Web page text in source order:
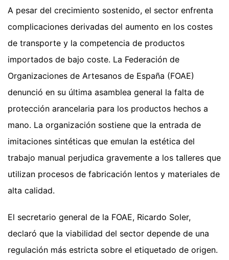
A pesar del crecimiento sostenido, el sector enfrenta
complicaciones derivadas del aumento en los costes
de transporte y la competencia de productos
importados de bajo coste. La Federación de
Organizaciones de Artesanos de España (FOAE)
denunció en su última asamblea general la falta de
protección arancelaria para los productos hechos a
mano. La organización sostiene que la entrada de
imitaciones sintéticas que emulan la estética del
trabajo manual perjudica gravemente a los talleres que
utilizan procesos de fabricación lentos y materiales de
alta calidad.
El secretario general de la FOAE, Ricardo Soler,
declaró que la viabilidad del sector depende de una
regulación más estricta sobre el etiquetado de origen.